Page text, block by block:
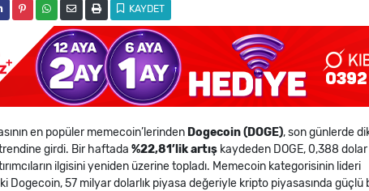
KAYDET
en popüler memecoin’lerinden Dogecoin (DOGE), son günlerde
girdi. Bir haftada %22,81’lik artışkaydeden DOGE, 0,388
ilgisini yeniden üzerine topladı. Memecoin kategorisinin lideri
Dogecoin, 57 milyar dolarlık piyasa değeriyle kripto piyasasında güçlü